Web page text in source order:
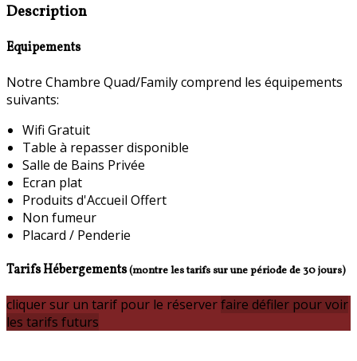
Description
Equipements
Notre Chambre Quad/Family comprend les équipements
suivants:
Wifi Gratuit
Table à repasser disponible
Salle de Bains Privée
Ecran plat
Produits d'Accueil Offert
Non fumeur
Placard / Penderie
Tarifs Hébergements(montre les tarifs sur une période de 30 jours)
cliquer sur un tarif pour le réserverfaire défiler pour voir
les tarifs futurs